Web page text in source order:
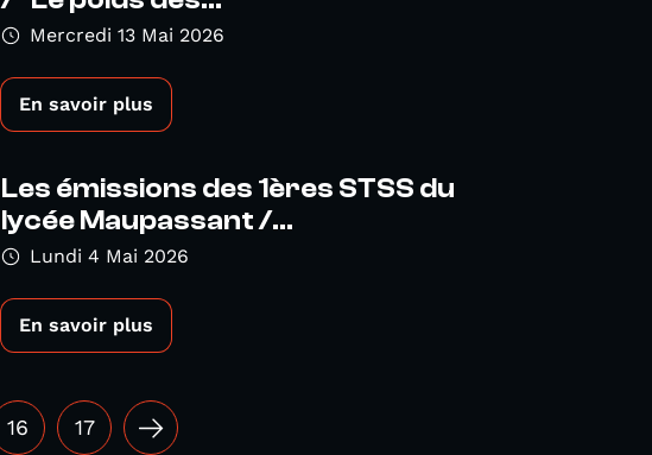
Mercredi 13 Mai 2026
En savoir plus
Les émissions des 1ères STSS du
lycée Maupassant /...
Lundi 4 Mai 2026
En savoir plus
16 17